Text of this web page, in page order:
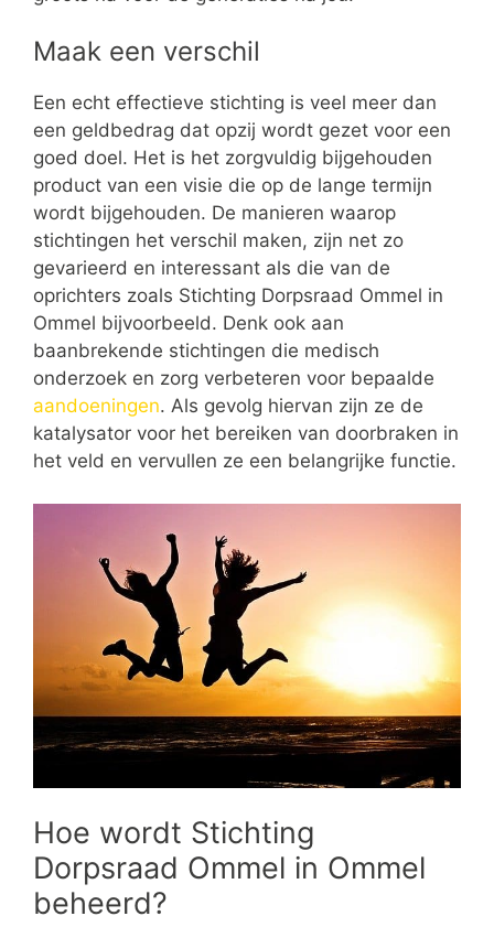
Maak een verschil
Een echt effectieve stichting is veel meer dan
een geldbedrag dat opzij wordt gezet voor een
goed doel. Het is het zorgvuldig bijgehouden
product van een visie die op de lange termijn
wordt bijgehouden. De manieren waarop
stichtingen het verschil maken, zijn net zo
gevarieerd en interessant als die van de
oprichters zoals Stichting Dorpsraad Ommel in
Ommel bijvoorbeeld. Denk ook aan
baanbrekende stichtingen die medisch
onderzoek en zorg verbeteren voor bepaalde
aandoeningen. Als gevolg hiervan zijn ze de
katalysator voor het bereiken van doorbraken in
het veld en vervullen ze een belangrijke functie.
Hoe wordt Stichting
Dorpsraad Ommel in Ommel
beheerd?